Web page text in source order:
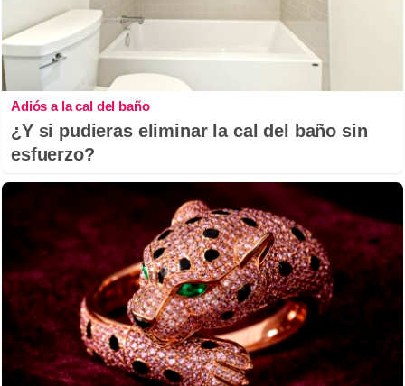
Adiós a la cal del baño
¿Y si pudieras eliminar la cal del baño sin
esfuerzo?